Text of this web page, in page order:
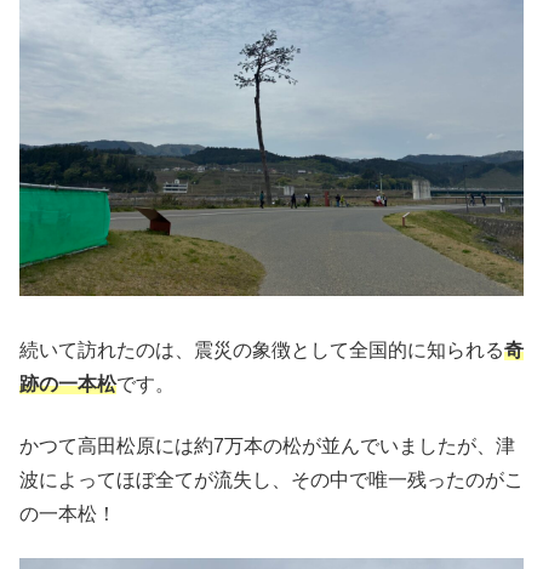
続いて訪れたのは、震災の象徴として全国的に知られる奇
跡の一本松です。
かつて高田松原には約7万本の松が並んでいましたが、津
波によってほぼ全てが流失し、その中で唯一残ったのがこ
の一本松！